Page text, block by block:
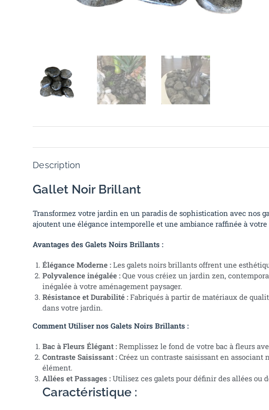
Description
Gallet Noir Brillant
Transformez votre jardin en un paradis de sophistication avec nos
ajoutent une élégance intemporelle et une ambiance raffinée à votre
Avantages des Galets Noirs Brillants :
Élégance Moderne : Les galets noirs brillants offrent une
Polyvalence inégalée : Que vous créiez un jardin zen,
inégalée à votre aménagement paysager.
Résistance et Durabilité : Fabriqués à partir de matériaux de
dans votre jardin.
Comment Utiliser nos Galets Noirs Brillants :
Bac à Fleurs Élégant : Remplissez le fond de votre bac à fleurs
Contraste Saisissant : Créez un contraste saisissant en
élément.
Allées et Passages : Utilisez ces galets pour définir des allées ou
Caractéristique :